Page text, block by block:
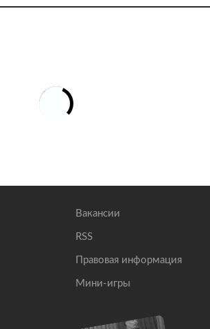
Вакансии
RSS
Правовая информация
Мини-игры